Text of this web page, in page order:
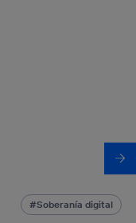
Soberanía digital